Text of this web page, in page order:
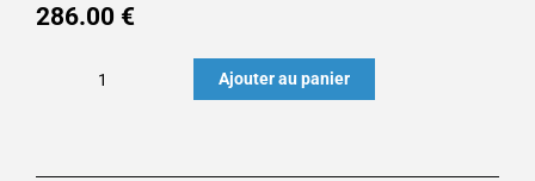
286.00 €
CLE
Ajouter au panier